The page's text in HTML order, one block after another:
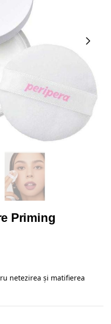
Priming
netezirea și matifierea